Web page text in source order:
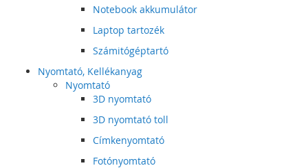
Notebook akkumulátor
Laptop tartozék
Számitógéptartó
Nyomtató, Kellékanyag
Nyomtató
3D nyomtató
3D nyomtató toll
Címkenyomtató
Fotónyomtató